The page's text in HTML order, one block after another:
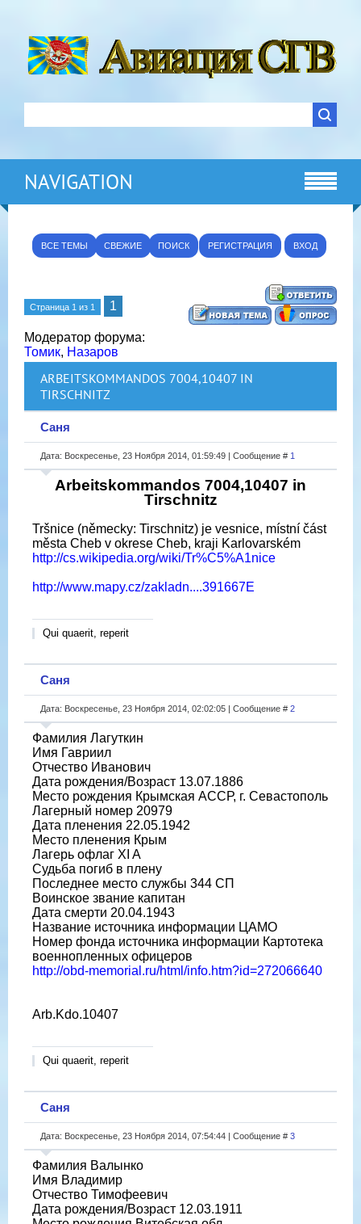
NAVIGATION
ВСЕ ТЕМЫ СВЕЖИЕ ПОИСК РЕГИСТРАЦИЯ ВХОД
Страница 1 из 1 1
Модератор форума:
Томик, Назаров
ARBEITSKOMMANDOS 7004,10407 IN
TIRSCHNITZ
Саня
Дата: Воскресенье, 23 Ноября 2014, 01:59:49 | Сообщение # 1
Arbeitskommandos 7004,10407 in
Tirschnitz
Tršnice (německy: Tirschnitz) je vesnice, místní část
města Cheb v okrese Cheb, kraji Karlovarském
http://cs.wikipedia.org/wiki/Tr%C5%A1nice
http://www.mapy.cz/zakladn....391667E
Qui quaerit, reperit
Саня
Дата: Воскресенье, 23 Ноября 2014, 02:02:05 | Сообщение # 2
Фамилия Лагуткин
Имя Гавриил
Отчество Иванович
Дата рождения/Возраст 13.07.1886
Место рождения Крымская АССР, г. Севастополь
Лагерный номер 20979
Дата пленения 22.05.1942
Место пленения Крым
Лагерь офлаг XI A
Судьба погиб в плену
Последнее место службы 344 СП
Воинское звание капитан
Дата смерти 20.04.1943
Название источника информации ЦАМО
Номер фонда источника информации Картотека
военнопленных офицеров
http://obd-memorial.ru/html/info.htm?id=272066640
Arb.Kdo.10407
Qui quaerit, reperit
Саня
Дата: Воскресенье, 23 Ноября 2014, 07:54:44 | Сообщение # 3
Фамилия Валынко
Имя Владимир
Отчество Тимофеевич
Дата рождения/Возраст 12.03.1911